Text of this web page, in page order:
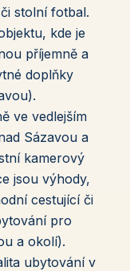
stolní fotbal.
kde je
příjemně a
doplňky
ve vedlejším
Sázavou a
kamerový
jsou výhody,
cestující či
pro
a okolí).
ubytování v